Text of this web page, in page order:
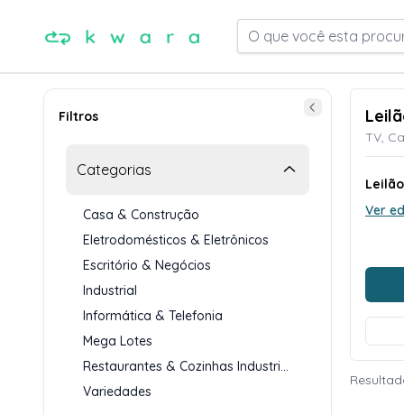
O que você esta
Filtros
Categorias
Casa & Construção
Eletrodomésticos & Eletrônicos
Escritório & Negócios
Industrial
Informática & Telefonia
Mega Lotes
Restaurantes & Cozinhas Industriais
Variedades
TV,
Ver